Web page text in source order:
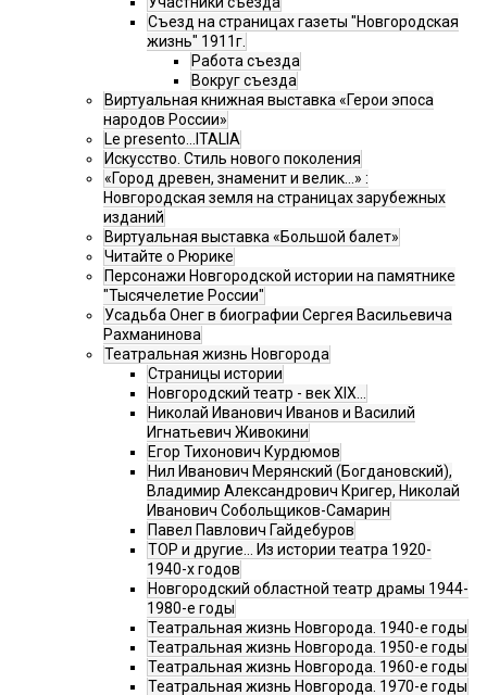
Cъезд на страницах газеты "Новгородская
жизнь" 1911г.
Работа съезда
Вокруг съезда
Виртуальная книжная выставка «Герои эпоса
народов России»
Le presento...ITALIA
Искусство. Стиль нового поколения
«Город древен, знаменит и велик…» :
Новгородская земля на страницах зарубежных
изданий
Виртуальная выставка «Большой балет»
Читайте о Рюрике
Персонажи Новгородской истории на памятнике
"Тысячелетие России"
Усадьба Онег в биографии Сергея Васильевича
Рахманинова
Театральная жизнь Новгорода
Страницы истории
Новгородский театр - век XIX…
Николай Иванович Иванов и Василий
Игнатьевич Живокини
Егор Тихонович Курдюмов
Нил Иванович Мерянский (Богдановский),
Владимир Александрович Кригер, Николай
Иванович Собольщиков-Самарин
Павел Павлович Гайдебуров
ТОР и другие… Из истории театра 1920-
1940-х годов
Новгородский областной театр драмы 1944-
1980-е годы
Театральная жизнь Новгорода. 1940-е годы
Театральная жизнь Новгорода. 1950-е годы
Театральная жизнь Новгорода. 1960-е годы
Театральная жизнь Новгорода. 1970-е годы